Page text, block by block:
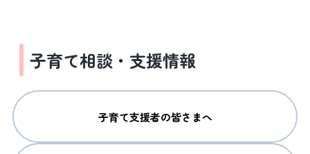
子育て相談・支援情報
子育て支援者の皆さまへ